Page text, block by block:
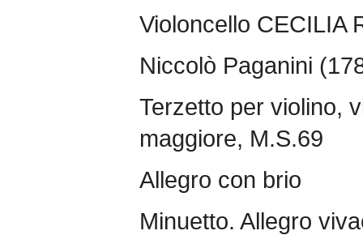
Violoncello CECILIA
Niccolò Paganini
Terzetto per violino,
maggiore, M.S.69
Allegro con brio
Minuetto. Allegro